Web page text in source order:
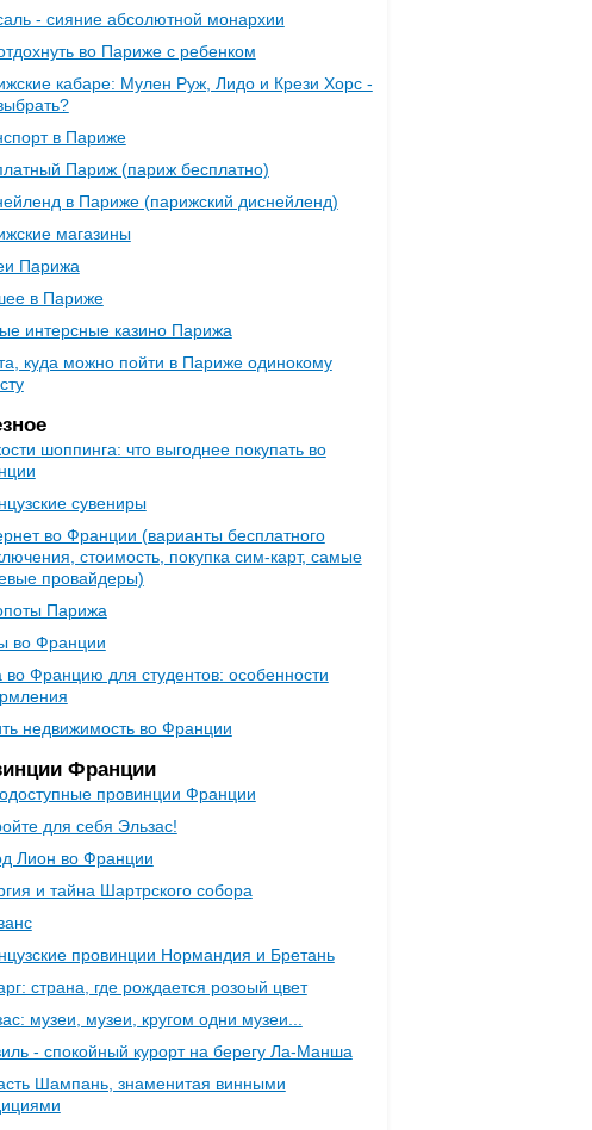
- сияние абсолютной монархии
во Париже с ребенком
кабаре: Мулен Руж, Лидо и Крези Хорс -
в Париже
Париж (париж бесплатно)
в Париже (парижский диснейленд)
магазины
Парижа
в Париже
интерсные казино Парижа
куда можно пойти в Париже одинокому
шоппинга: что выгоднее покупать во
сувениры
во Франции (варианты бесплатного
стоимость, покупка сим-карт, самые
провайдеры)
Парижа
во Франции
во Францию для студентов: особенности
недвижимость во Франции
Франции
провинции Франции
для себя Эльзас!
Лион во Франции
и тайна Шартрского собора
провинции Нормандия и Бретань
страна, где рождается розоый цвет
музеи, музеи, кругом одни музеи...
- спокойный курорт на берегу Ла-Манша
Шампань, знаменитая винными